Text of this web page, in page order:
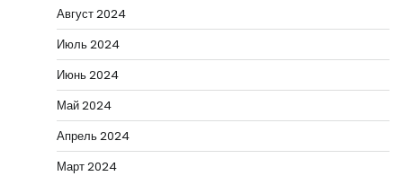
Август 2024
Июль 2024
Июнь 2024
Май 2024
Апрель 2024
Март 2024